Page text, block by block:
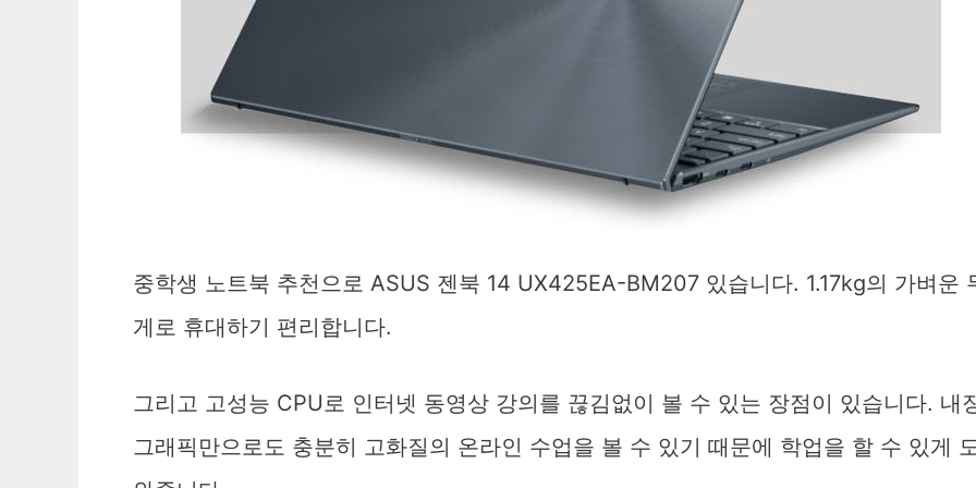
중학생 노트북 추천으로 ASUS 젠북 14 UX425EA-BM207 있습니다. 1.17kg의 가벼운
게로 휴대하기 편리합니다.
그리고 고성능 CPU로 인터넷 동영상 강의를 끊김없이 볼 수 있는 장점이 있습니다. 내
그래픽만으로도 충분히 고화질의 온라인 수업을 볼 수 있기 때문에 학업을 할 수 있게 도